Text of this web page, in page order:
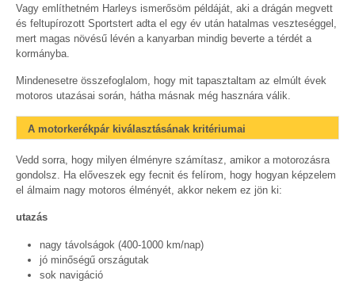
Vagy említhetném Harleys ismerősöm példáját, aki a drágán megvett
és feltupírozott Sportstert adta el egy év után hatalmas veszteséggel,
mert magas növésű lévén a kanyarban mindig beverte a térdét a
kormányba.
Mindenesetre összefoglalom, hogy mit tapasztaltam az elmúlt évek
motoros utazásai során, hátha másnak még hasznára válik.
A motorkerékpár kiválasztásának kritériumai
Vedd sorra, hogy milyen élményre számítasz, amikor a motorozásra
gondolsz. Ha előveszek egy fecnit és felírom, hogy hogyan képzelem
el álmaim nagy motoros élményét, akkor nekem ez jön ki:
utazás
nagy távolságok (400-1000 km/nap)
jó minőségű országutak
sok navigáció